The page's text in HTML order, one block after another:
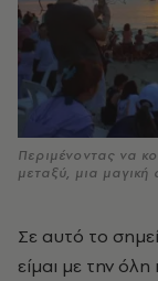
Περιμένοντας να
μεταξύ, μια μαγική
Σε αυτό το
είμαι με την όλη